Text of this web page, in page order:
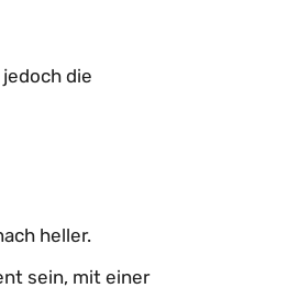
die
heller.
sein, mit einer